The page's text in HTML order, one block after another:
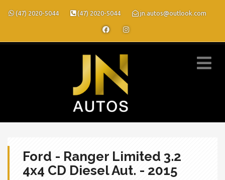
(47) 2020-5044 (47) 2020-5044 jn.autos@outlook.com
Ford - Ranger Limited 3.2
4x4 CD Diesel Aut. - 2015